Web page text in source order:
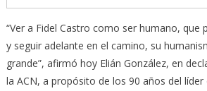
“Ver a Fidel Castro como ser humano, que
y seguir adelante en el camino, su
grande”, afirmó hoy Elián González, en
la ACN, a propósito de los 90 años del líder